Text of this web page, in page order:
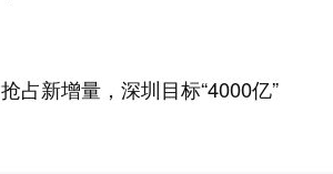
抢占新增量，深圳目标“4000亿”